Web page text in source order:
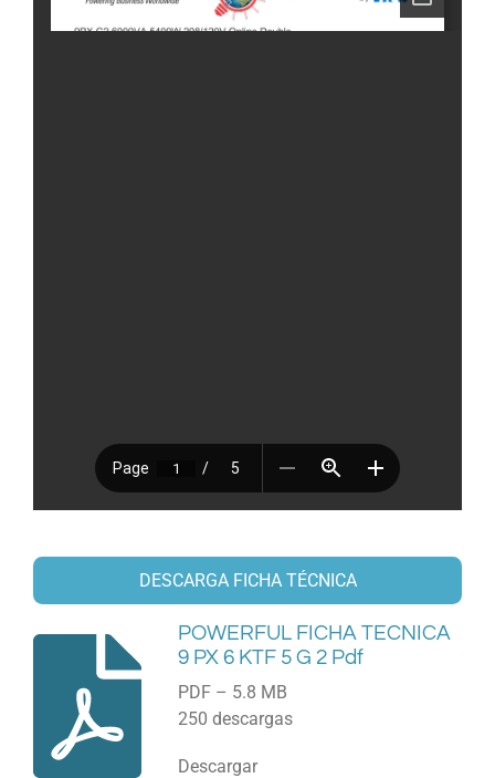
DESCARGA FICHA TÉCNICA
POWERFUL FICHA TECNICA
9 PX 6 KTF 5 G 2 Pdf
PDF – 5.8 MB
250 descargas
Descargar